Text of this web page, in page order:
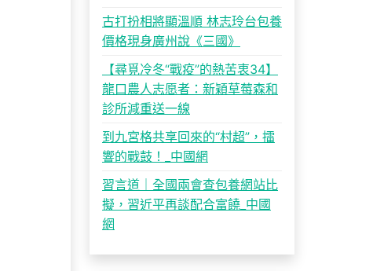
古打扮相將顯溫順 林志玲台包養
價格現身廣州說《三國》
【尋覓冷冬“戰疫”的熱苦衷34】
龍口農人志愿者：新穎草莓森和
診所減重送一線
到九宮格共享回來的“村超”，擂
響的戰鼓！_中國網
習言道｜全國兩會查包養網站比
擬，習近平再談配合富饒_中國
網